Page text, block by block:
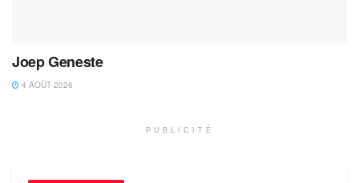
Joep Geneste
4 AOÛT 2026
PUBLICITÉ